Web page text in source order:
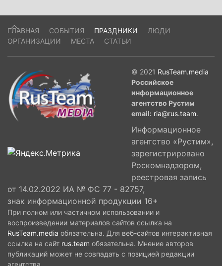
ГЛАВНАЯ СОБЫТИЯ ПРАЗДНИКИ
ЛЮДИ
ОРГАНИЗАЦИИ
МЕСТА СТАТЬИ
© 2021 RusTeam.media
Российское
информационное
агентство Рустим
email: ria@rus.team.
Информационное
агентство «Рустим»,
зарегистрировано
Роскомнадзором,
реестровая запись
от 14.02.2022 ИА № ФС 77 - 82757,
знак информационной продукции 16+
При полном или частичном использовании и
воспроизведении материалов сайтов ссылка на
RusTeam.media обязательна. Для веб-сайтов интерактивная
ссылка на сайт rus.team обязательна. Мнение авторов
публикаций может не совпадать с позицией редакции
агентства.